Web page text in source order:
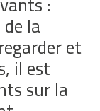
la
et
il est
sur la